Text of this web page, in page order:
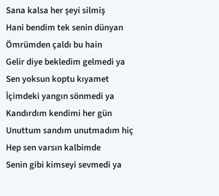
Sana kalsa her şeyi silmiş
Hani bendim tek senin dünyan
Ömrümden çaldı bu hain
Gelir diye bekledim gelmedi ya
Sen yoksun koptu kıyamet
İçimdeki yangın sönmedi ya
Kandırdım kendimi her gün
Unuttum sandım unutmadım hiç
Hep sen varsın kalbimde
Senin gibi kimseyi sevmedi ya